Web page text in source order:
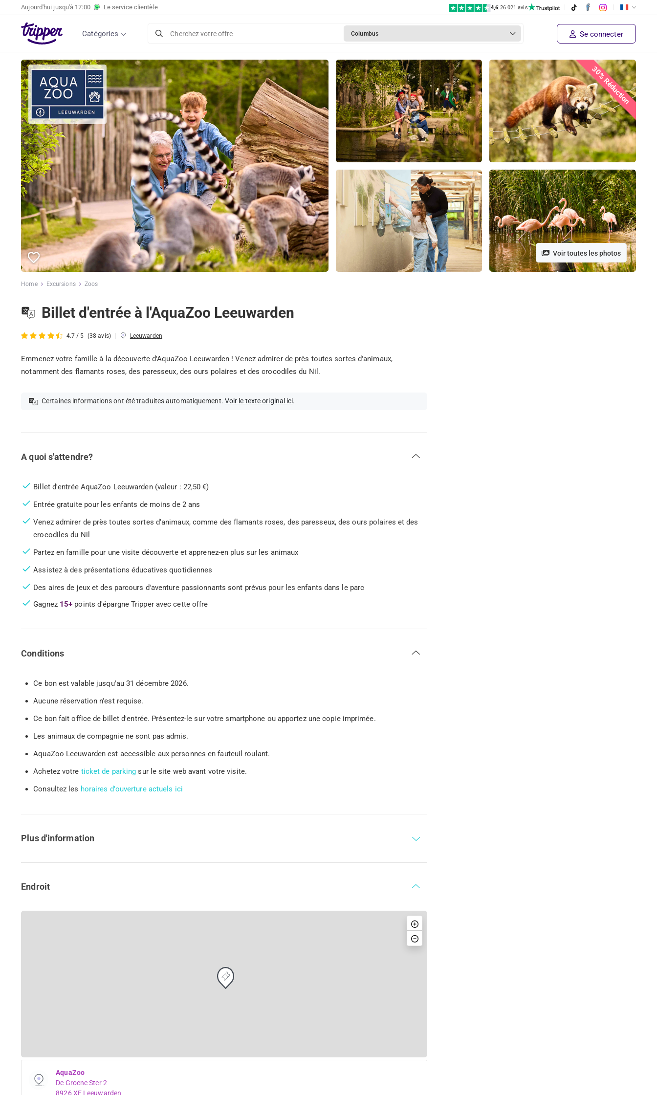
Aujourd'hui jusqu'à 17:00 Le service clientèle 4,6|26 021 avis
Catégories Cherchez votre offre Columbus Se connecter
30% Réduction
Voir toutes les photos
Billet d'entrée à l'AquaZoo Leeuwarden
Prix ​​du fournisseur € 22,50
Bientiôt disponible!
Home Excursions Zoos
Billet d'entrée à l'AquaZoo Leeuwarden
4.7 / 5 (38 avis) | Leeuwarden
Emmenez votre famille à la découverte d'AquaZoo Leeuwarden ! Venez admirer de près toutes sortes d'animaux,
notamment des flamants roses, des paresseux, des ours polaires et des crocodiles du Nil.
Certaines informations ont été traduites automatiquement. Voir le texte original ici.
A quoi s'attendre?
Billet d'entrée AquaZoo Leeuwarden (valeur : 22,50 €)
Entrée gratuite pour les enfants de moins de 2 ans
Venez admirer de près toutes sortes d'animaux, comme des flamants roses, des paresseux, des ours polaires et des
crocodiles du Nil
Partez en famille pour une visite découverte et apprenez-en plus sur les animaux
Assistez à des présentations éducatives quotidiennes
Des aires de jeux et des parcours d'aventure passionnants sont prévus pour les enfants dans le parc
Gagnez 15+ points d'épargne Tripper avec cette offre
Conditions
Ce bon est valable jusqu'au 31 décembre 2026.
Aucune réservation n'est requise.
Ce bon fait office de billet d'entrée. Présentez-le sur votre smartphone ou apportez une copie imprimée.
Les animaux de compagnie ne sont pas admis.
AquaZoo Leeuwarden est accessible aux personnes en fauteuil roulant.
Achetez votre ticket de parking sur le site web avant votre visite.
Consultez les horaires d'ouverture actuels ici
Plus d'information
Endroit
AquaZoo
De Groene Ster 2
8926 XE Leeuwarden